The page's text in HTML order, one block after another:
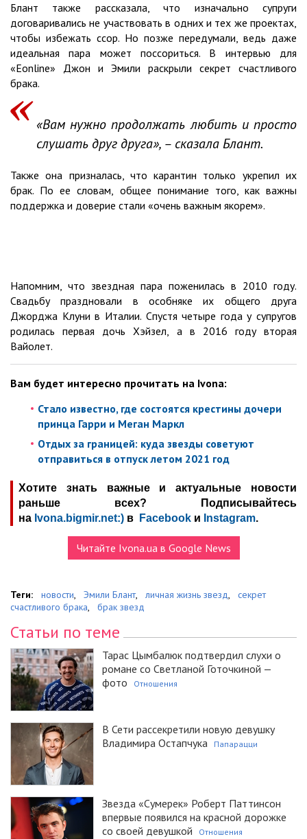
Блант также рассказала, что изначально супруги
договаривались не участвовать в одних и тех же проектах,
чтобы избежать ссор. Но позже передумали, ведь даже
идеальная пара может поссориться. В интервью для
«Eonline» Джон и Эмили раскрыли секрет счастливого
брака.
«Вам нужно продолжать любить и просто
слушать друг друга», – сказала Блант.
Также она призналась, что карантин только укрепил их
брак. По ее словам, общее понимание того, как важны
поддержка и доверие стали «очень важным якорем».
Напомним, что звездная пара поженилась в 2010 году.
Свадьбу праздновали в особняке их общего друга
Джорджа Клуни в Италии. Спустя четыре года у супругов
родилась первая дочь Хэйзел, а в 2016 году вторая
Вайолет.
Вам будет интересно прочитать на Ivona:
Стало известно, где состоятся крестины дочери
принца Гарри и Меган Маркл
Отдых за границей: куда звезды советуют
отправиться в отпуск летом 2021 год
Хотите знать важные и актуальные новости
раньше всех? Подписывайтесь
на Ivona.bigmir.net:) в Facebook и Instagram.
Читайте Ivona.ua в Google News
Теги: новости, Эмили Блант, личная жизнь звезд,
секрет
счастливого брака, брак звезд
Статьи по теме
Тарас Цымбалюк подтвердил слухи о
романе со Светланой Готочкиной —
фото
Отношения
В Сети рассекретили новую девушку
Владимира Остапчука
Папарацци
Звезда «Сумерек» Роберт Паттинсон
впервые появился на красной дорожке
со своей девушкой
Отношения